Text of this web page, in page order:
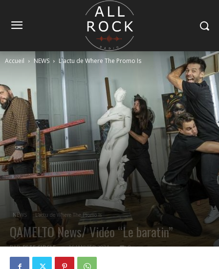
Accueil NEWS L'actu de Where The Promo Is
NEWS L'actu de Where The Promo Is
QAMELTO News/ Vidéo “Le baratin”
PAR PETE CIRCLE 16 JANVIER 2024 0